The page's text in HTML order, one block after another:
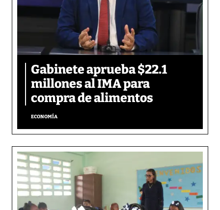
Gabinete aprueba $22.1
millones al IMA para
compra de alimentos
ECONOMÍA